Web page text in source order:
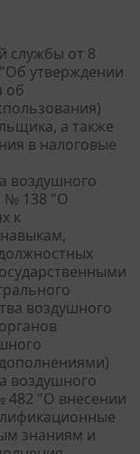
службы от 8
утверждении
об
а также
в налоговые
воздушного
№ 138 "О
к
воздушного
воздушного
482 "О внесении
знаниям и